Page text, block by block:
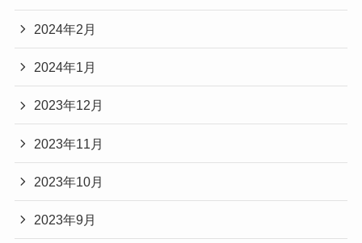
2024年2月
2024年1月
2023年12月
2023年11月
2023年10月
2023年9月